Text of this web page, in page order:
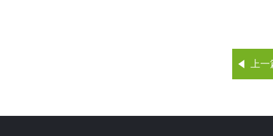
上一